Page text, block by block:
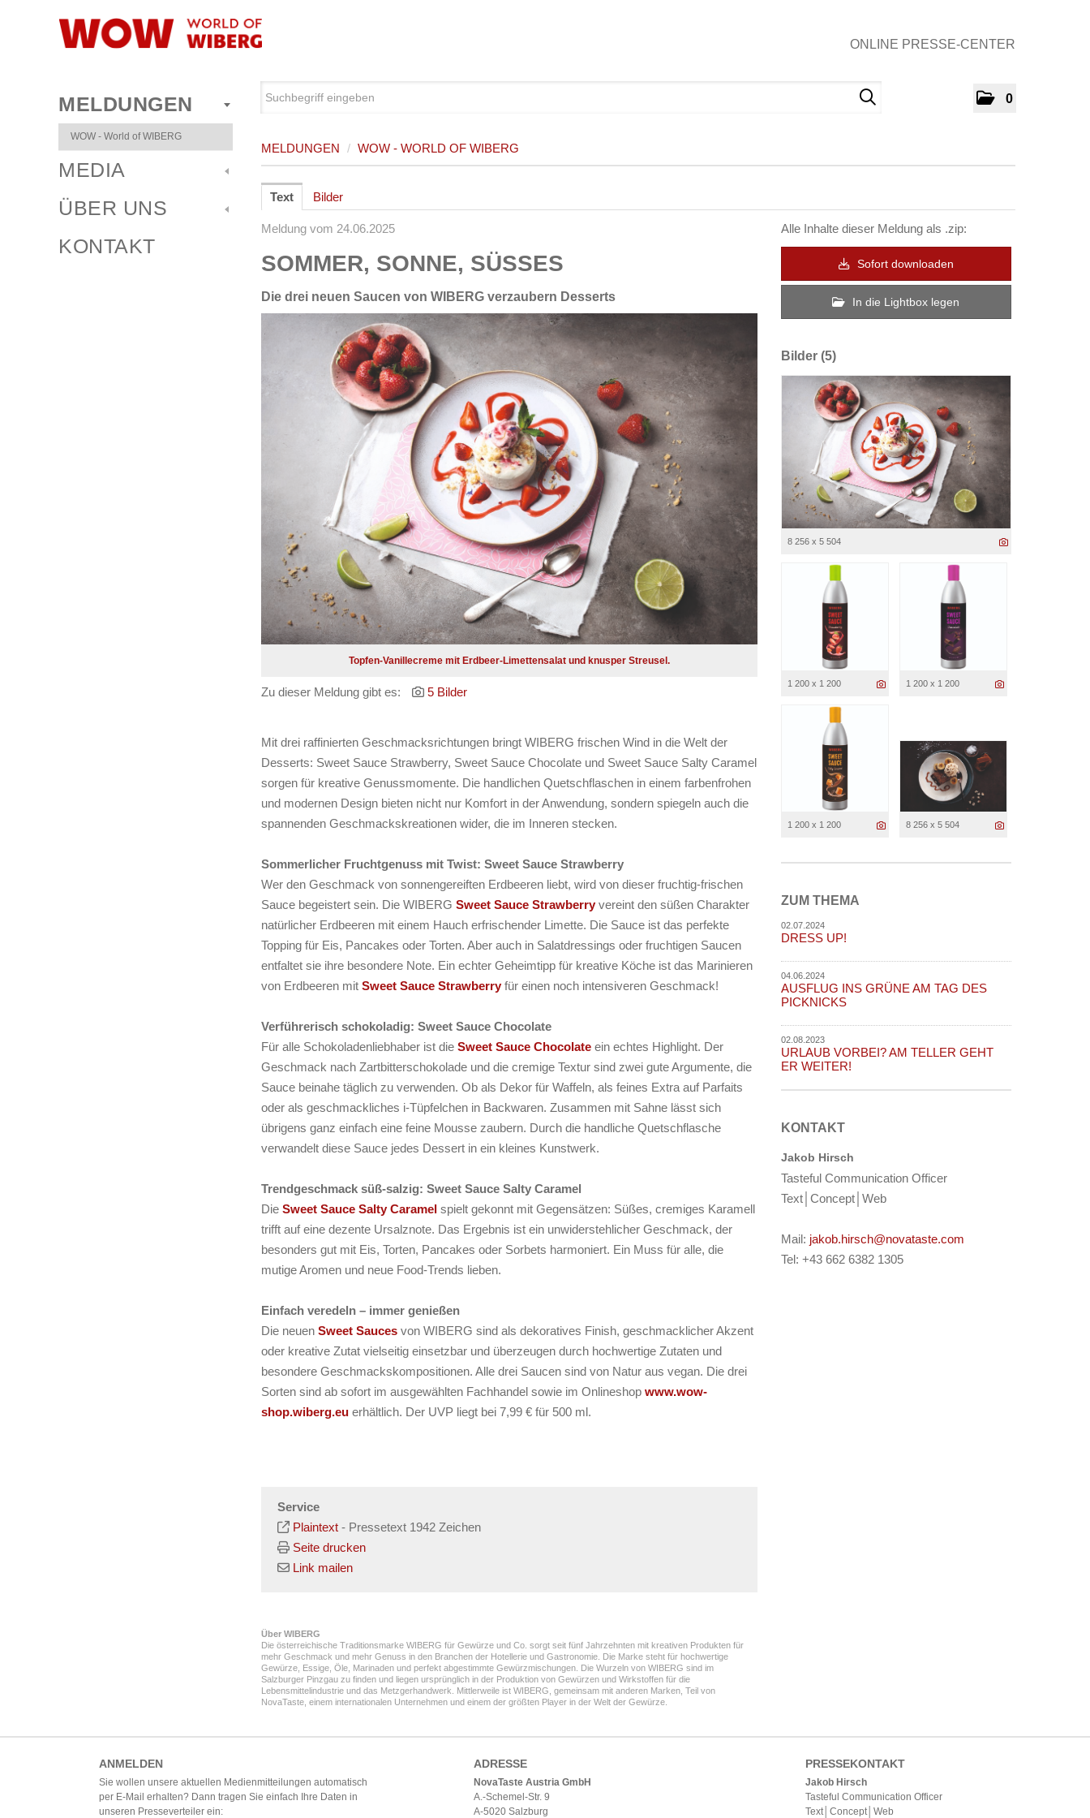
ONLINE PRESSE-CENTER
0
MELDUNGEN
WOW - World of WIBERG
MEDIA
ÜBER UNS
KONTAKT
MELDUNGEN / WOW - WORLD OF WIBERG
Text Bilder
Meldung vom 24.06.2025
SOMMER, SONNE, SÜSSES
Die drei neuen Saucen von WIBERG verzaubern Desserts
Topfen-Vanillecreme mit Erdbeer-Limettensalat und knusper Streusel.
Zu dieser Meldung gibt es: 5 Bilder
Mit drei raffinierten Geschmacksrichtungen bringt WIBERG frischen Wind in die Welt der
Desserts: Sweet Sauce Strawberry, Sweet Sauce Chocolate und Sweet Sauce Salty Caramel
sorgen für kreative Genussmomente. Die handlichen Quetschflaschen in einem farbenfrohen
und modernen Design bieten nicht nur Komfort in der Anwendung, sondern spiegeln auch die
spannenden Geschmackskreationen wider, die im Inneren stecken.
Sommerlicher Fruchtgenuss mit Twist: Sweet Sauce Strawberry
Wer den Geschmack von sonnengereiften Erdbeeren liebt, wird von dieser fruchtig-frischen
Sauce begeistert sein. Die WIBERG Sweet Sauce Strawberry vereint den süßen Charakter
natürlicher Erdbeeren mit einem Hauch erfrischender Limette. Die Sauce ist das perfekte
Topping für Eis, Pancakes oder Torten. Aber auch in Salatdressings oder fruchtigen Saucen
entfaltet sie ihre besondere Note. Ein echter Geheimtipp für kreative Köche ist das Marinieren
von Erdbeeren mit Sweet Sauce Strawberry für einen noch intensiveren Geschmack!
Verführerisch schokoladig: Sweet Sauce Chocolate
Für alle Schokoladenliebhaber ist die Sweet Sauce Chocolate ein echtes Highlight. Der
Geschmack nach Zartbitterschokolade und die cremige Textur sind zwei gute Argumente, die
Sauce beinahe täglich zu verwenden. Ob als Dekor für Waffeln, als feines Extra auf Parfaits
oder als geschmackliches i-Tüpfelchen in Backwaren. Zusammen mit Sahne lässt sich
übrigens ganz einfach eine feine Mousse zaubern. Durch die handliche Quetschflasche
verwandelt diese Sauce jedes Dessert in ein kleines Kunstwerk.
Trendgeschmack süß-salzig: Sweet Sauce Salty Caramel
Die Sweet Sauce Salty Caramel spielt gekonnt mit Gegensätzen: Süßes, cremiges Karamell
trifft auf eine dezente Ursalznote. Das Ergebnis ist ein unwiderstehlicher Geschmack, der
besonders gut mit Eis, Torten, Pancakes oder Sorbets harmoniert. Ein Muss für alle, die
mutige Aromen und neue Food-Trends lieben.
Einfach veredeln – immer genießen
Die neuen Sweet Sauces von WIBERG sind als dekoratives Finish, geschmacklicher Akzent
oder kreative Zutat vielseitig einsetzbar und überzeugen durch hochwertige Zutaten und
besondere Geschmackskompositionen. Alle drei Saucen sind von Natur aus vegan. Die drei
Sorten sind ab sofort im ausgewählten Fachhandel sowie im Onlineshop www.wow-
shop.wiberg.eu erhältlich. Der UVP liegt bei 7,99 € für 500 ml.
Service
Plaintext - Pressetext 1942 Zeichen
Seite drucken
Link mailen
Über WIBERG
Die österreichische Traditionsmarke WIBERG für Gewürze und Co. sorgt seit fünf Jahrzehnten mit kreativen Produkten für
mehr Geschmack und mehr Genuss in den Branchen der Hotellerie und Gastronomie. Die Marke steht für hochwertige
Gewürze, Essige, Öle, Marinaden und perfekt abgestimmte Gewürzmischungen. Die Wurzeln von WIBERG sind im
Salzburger Pinzgau zu finden und liegen ursprünglich in der Produktion von Gewürzen und Wirkstoffen für die
Lebensmittelindustrie und das Metzgerhandwerk. Mittlerweile ist WIBERG, gemeinsam mit anderen Marken, Teil von
NovaTaste, einem internationalen Unternehmen und einem der größten Player in der Welt der Gewürze.
Alle Inhalte dieser Meldung als .zip:
Sofort downloaden
In die Lightbox legen
Bilder (5)
8 256 x 5 504
1 200 x 1 200 1 200 x 1 200
1 200 x 1 200 8 256 x 5 504
ZUM THEMA
02.07.2024
DRESS UP!
04.06.2024
AUSFLUG INS GRÜNE AM TAG DES
PICKNICKS
02.08.2023
URLAUB VORBEI? AM TELLER GEHT
ER WEITER!
KONTAKT
Jakob Hirsch
Tasteful Communication Officer
Text│Concept│Web
Mail: jakob.hirsch@novataste.com
Tel: +43 662 6382 1305
ANMELDEN
Sie wollen unsere aktuellen Medienmitteilungen automatisch
per E-Mail erhalten? Dann tragen Sie einfach Ihre Daten in
unseren Presseverteiler ein:
ADRESSE
NovaTaste Austria GmbH
A.-Schemel-Str. 9
A-5020 Salzburg
PRESSEKONTAKT
Jakob Hirsch
Tasteful Communication Officer
Text│Concept│Web